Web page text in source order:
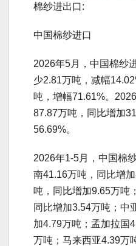
棉纱进出口:
中国棉纱进口
2026年5月，中国棉纱
少2.81万吨，减幅
吨，增幅71.61%。
87.87万吨，同比增加
56.69%。
2026年1-5月，中国棉
南41.16万吨，同比增
吨，同比增加9.65万吨
同比增加3.54万吨；中
加4.79万吨；孟加拉国
万吨；马来西亚4.39万